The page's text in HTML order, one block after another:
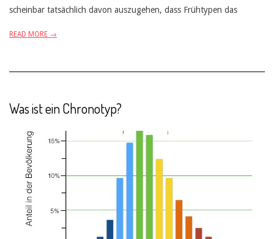
scheinbar tatsächlich davon auszugehen, dass Frühtypen das
READ MORE →
Was ist ein Chronotyp?